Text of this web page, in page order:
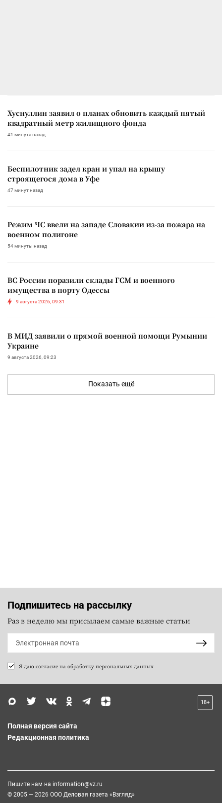
Хуснуллин заявил о планах обновить каждый пятый
квадратный метр жилищного фонда
41 минута назад
Беспилотник задел кран и упал на крышу
строящегося дома в Уфе
47 минут назад
Режим ЧС ввели на западе Словакии из-за пожара на
военном полигоне
54 минуты назад
ВС России поразили склады ГСМ и военного
имущества в порту Одессы
9 августа 2026, 09:31
В МИД заявили о прямой военной помощи Румынии
Украине
9 августа 2026, 09:23
Показать ещё
Подпишитесь на рассылку
Раз в неделю мы присылаем самые важные статьи
Я даю согласие на обработку персональных данных
18+
Полная версия сайта
Редакционная политика
Пишите нам на information@vz.ru
© 2005 — 2026 ООО Деловая газета «Взгляд»